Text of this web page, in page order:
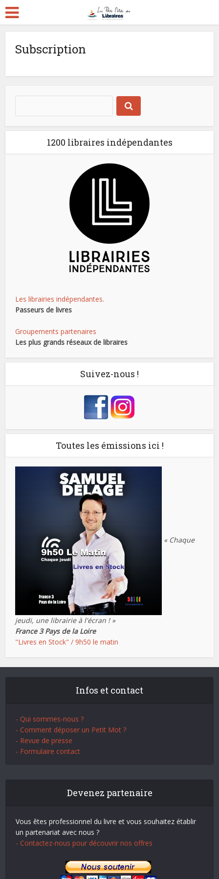
Subscription
1200 libraires indépendantes
Les librairies indépendantes.
Passeurs de livres
Groupements partenaires
Les plus grands réseaux de libraires
Suivez-nous !
Toutes les émissions ici !
« Chaque
jeudi, une librairie à l'écran ! »
France 3 Pays de la Loire
"Livres en Stock" / 9h50 le matin
Infos et contact
- Qui sommes-nous ?
- Comment déposer un Petit Mot ?
- Revue de presse
- Formulaire contact
Devenez partenaire
Vous êtes professionnel du livre et vous souhaitez établir
un partenariat avec nous ?
- Contactez-nous pour découvrir nos offres